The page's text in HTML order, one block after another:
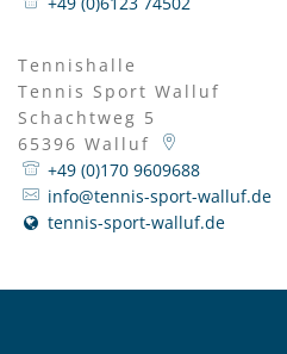
Tennishalle
Tennis Sport Walluf
Schachtweg 5
65396 Walluf
+49 (0)170 9609688
info@tennis-sport-walluf.de
tennis-sport-walluf.de